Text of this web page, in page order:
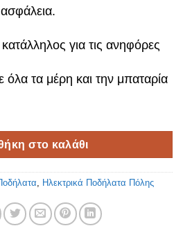
ασφάλεια.
για τις ανηφόρες
τα μέρη και την μπαταρία
εισόδου ποσότητα
στο καλάθι
, Ηλεκτρικά Ποδήλατα Πόλης